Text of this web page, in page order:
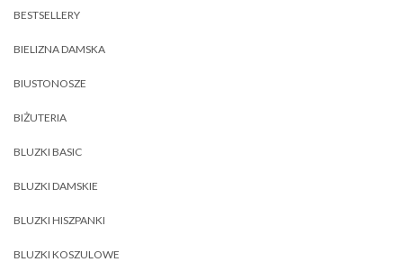
BESTSELLERY
BIELIZNA DAMSKA
BIUSTONOSZE
BIŻUTERIA
BLUZKI BASIC
BLUZKI DAMSKIE
BLUZKI HISZPANKI
BLUZKI KOSZULOWE